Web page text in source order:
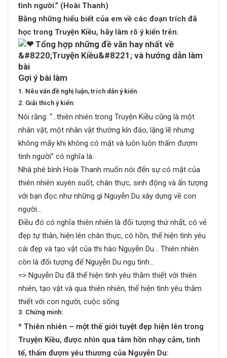
tình người.” (Hoài Thanh)
Bằng những hiểu biết của em về các đoạn trích đã
học trong Truyện Kiều, hãy làm rõ ý kiến trên.
Gợi ý bài làm
1. Nêu vấn đề nghị luận, trích dẫn ý kiến.
2. Giải thích ý kiến:
Nói rằng: “…thiên nhiên trong Truyện Kiều cũng là một
nhân vật, một nhân vật thường kín đáo, lặng lẽ nhưng
không mấy khi không có mặt và luôn luôn thấm đượm
tình người” có nghĩa là:
Nhà phê bình Hoài Thanh muốn nói đến sự có mặt của
thiên nhiên xuyên suốt, chân thực, sinh động và ấn tượng
với bạn đọc như những gì Nguyễn Du xây dựng về con
người…
Điều đó có nghĩa thiên nhiên là đối tượng thứ nhất, có vẻ
đẹp tự thân, hiện lên chân thực, có hồn, thể hiện tình yêu
cái đẹp và tạo vật của thi hào Nguyễn Du… Thiên nhiên
còn là đối tượng để Nguyễn Du ngụ tình…
=> Nguyễn Du đã thể hiện tình yêu thắm thiết với thiên
nhiên, tạo vật và qua thiên nhiên, thể hiện tình yêu thắm
thiết với con người, cuộc sống.
3. Chứng minh:
* Thiên nhiên – một thế giới tuyệt đẹp hiện lên trong
Truyện Kiều, được nhìn qua tâm hồn nhạy cảm, tinh
tế, thấm đượm yêu thương của Nguyễn Du: